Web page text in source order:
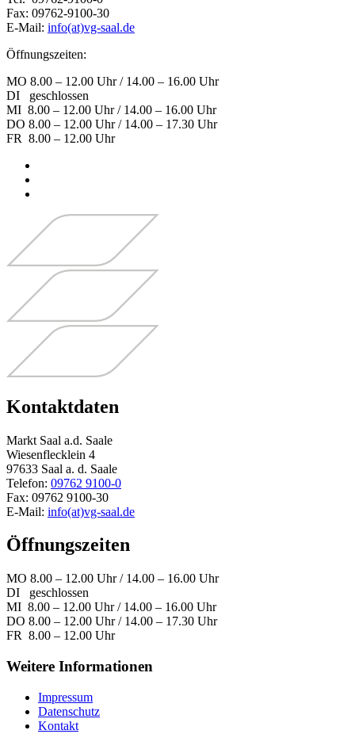
Fax: 09762-9100-30
E-Mail: info(at)vg-saal.de
Öffnungszeiten:
MO 8.00 – 12.00 Uhr / 14.00 – 16.00 Uhr
DI geschlossen
MI 8.00 – 12.00 Uhr / 14.00 – 16.00 Uhr
DO 8.00 – 12.00 Uhr / 14.00 – 17.30 Uhr
FR 8.00 – 12.00 Uhr
Kontaktdaten
Markt Saal a.d. Saale
Wiesenflecklein 4
97633 Saal a. d. Saale
Telefon: 09762 9100-0
Fax: 09762 9100-30
E-Mail: info(at)vg-saal.de
Öffnungszeiten
MO 8.00 – 12.00 Uhr / 14.00 – 16.00 Uhr
DI geschlossen
MI 8.00 – 12.00 Uhr / 14.00 – 16.00 Uhr
DO 8.00 – 12.00 Uhr / 14.00 – 17.30 Uhr
FR 8.00 – 12.00 Uhr
Weitere Informationen
Impressum
Datenschutz
Kontakt